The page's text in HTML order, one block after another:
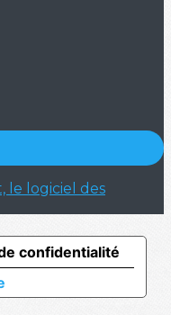
le logiciel des
confidentialité